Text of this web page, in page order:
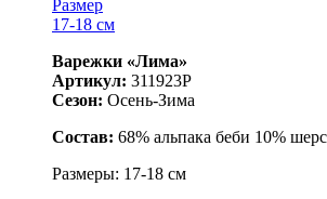
Размер
17-18 см
Варежки «Лима»
Артикул: 311923P
Сезон: Осень-Зима
Состав: 68% альпака беби 10%
Размеры: 17-18 см